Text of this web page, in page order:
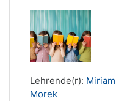
Lehrende(r): Miriam
Morek